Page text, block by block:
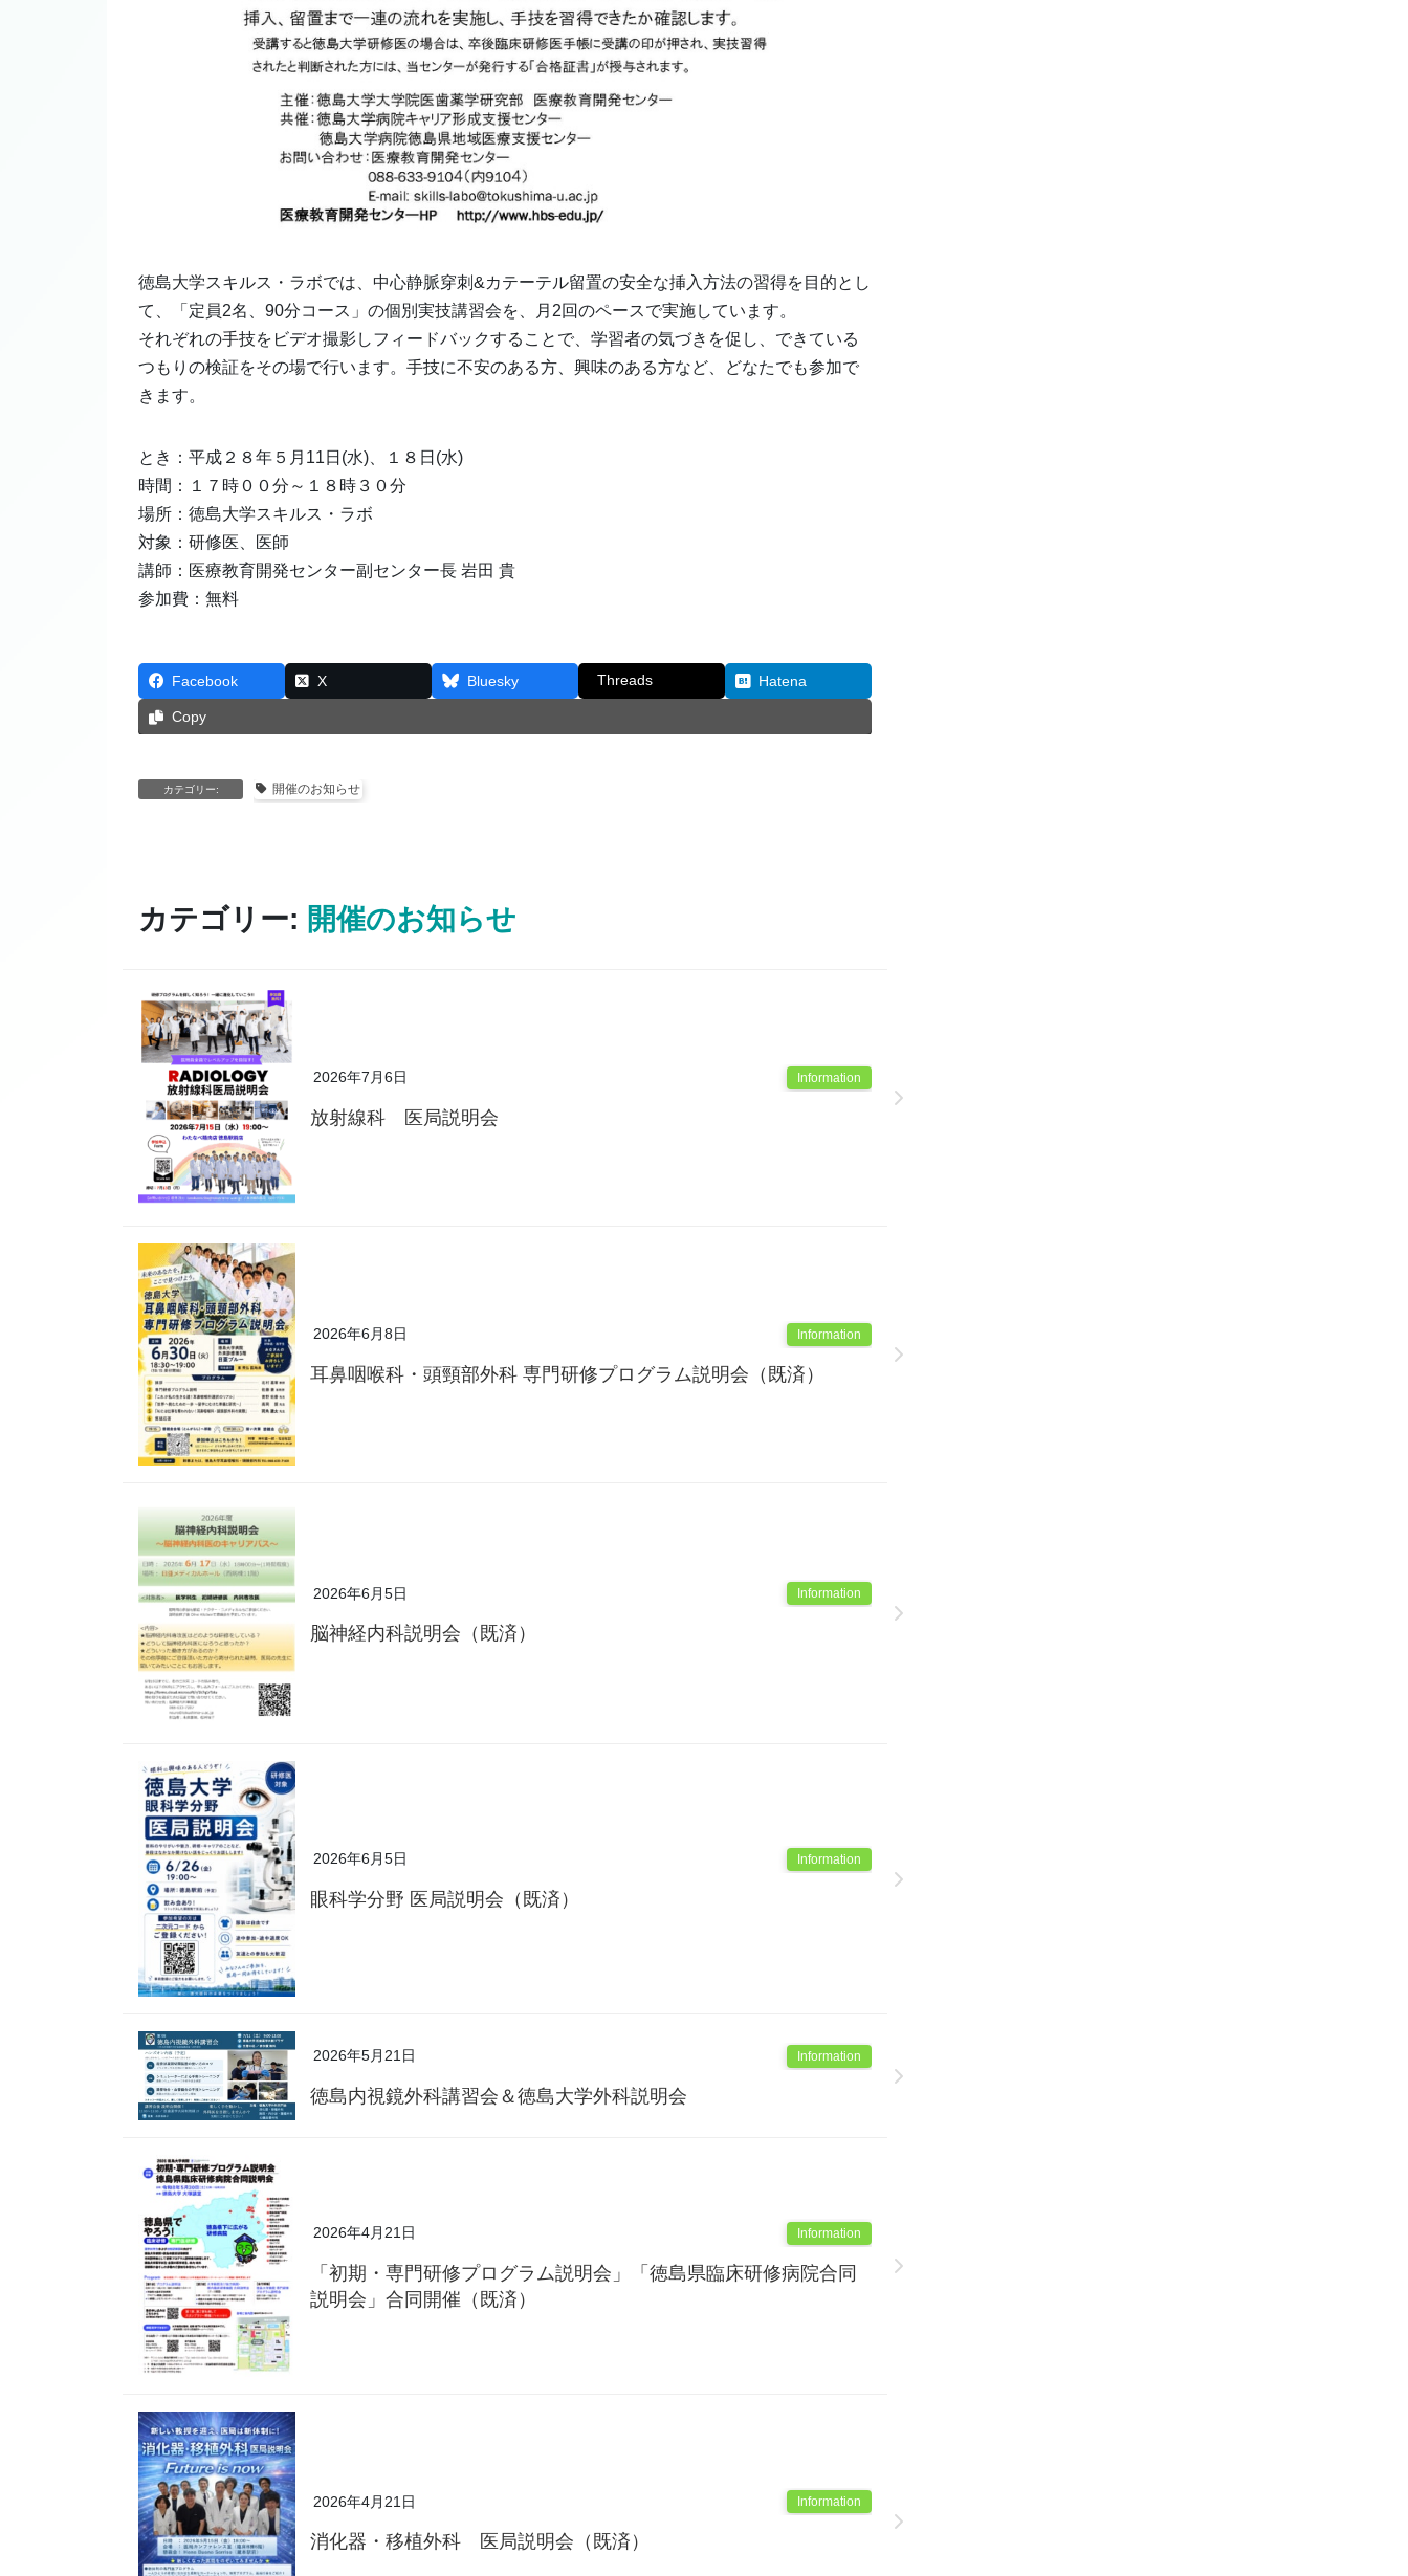
徳島大学スキルス・ラボでは、中心静脈穿刺&カテーテル留置の安全な挿入方法の習得を目的とし
て、「定員2名、90分コース」の個別実技講習会を、月2回のペースで実施しています。
それぞれの手技をビデオ撮影しフィードバックすることで、学習者の気づきを促し、できている
つもりの検証をその場で行います。手技に不安のある方、興味のある方など、どなたでも参加で
きます。
とき：平成２８年５月11日(水)、１８日(水)
時間：１７時００分～１８時３０分
場所：徳島大学スキルス・ラボ
対象：研修医、医師
講師：医療教育開発センター副センター長 岩田 貴
参加費：無料
Facebook X Bluesky Threads Hatena
Copy
カテゴリー: 開催のお知らせ
カテゴリー: 開催のお知らせ
2026年7月6日 Information
放射線科 医局説明会
2026年6月8日 Information
耳鼻咽喉科・頭頸部外科 専門研修プログラム説明会（既済）
2026年6月5日 Information
脳神経内科説明会（既済）
2026年6月5日 Information
眼科学分野 医局説明会（既済）
2026年5月21日 Information
徳島内視鏡外科講習会＆徳島大学外科説明会
2026年4月21日 Information
「初期・専門研修プログラム説明会」「徳島県臨床研修病院合同
説明会」合同開催（既済）
2026年4月21日 Information
消化器・移植外科 医局説明会（既済）